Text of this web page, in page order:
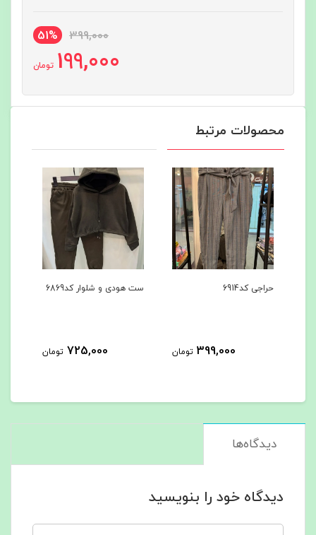
399,000
51%
199,000 تومان
محصولات مرتبط
حراجی کد6914
399,000 تومان
ست هودی و شلوار کد6869
725,000 تومان
دیدگاه‌ها
دیدگاه خود را بنویسید